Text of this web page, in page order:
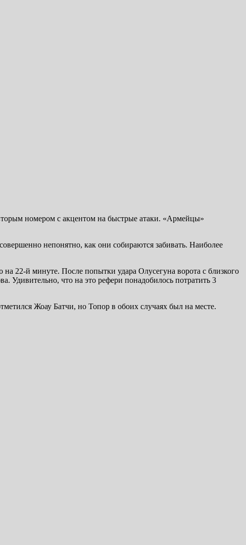
номером с акцентом на быстрые атаки. «Армейцы»
непонятно, как они собираются забивать. Наиболее
22-й минуте. После попытки удара Олусегуна ворота с близкого
Удивительно, что на это рефери понадобилось потратить 3
Жоау Батчи, но Топор в обоих случаях был на месте.